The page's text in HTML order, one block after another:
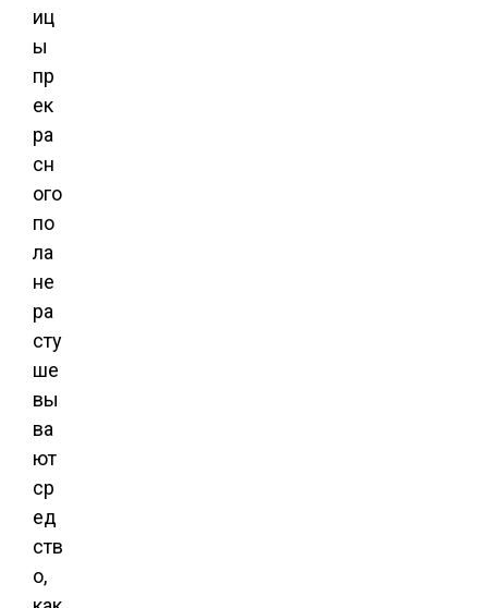
иц
ы
пр
ек
ра
сн
ого
по
ла
не
ра
сту
ше
вы
ва
ют
ср
ед
ств
о,